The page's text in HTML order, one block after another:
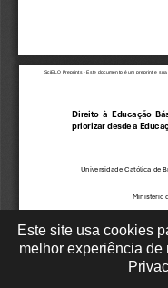
Este site usa cookies
melhor experiência